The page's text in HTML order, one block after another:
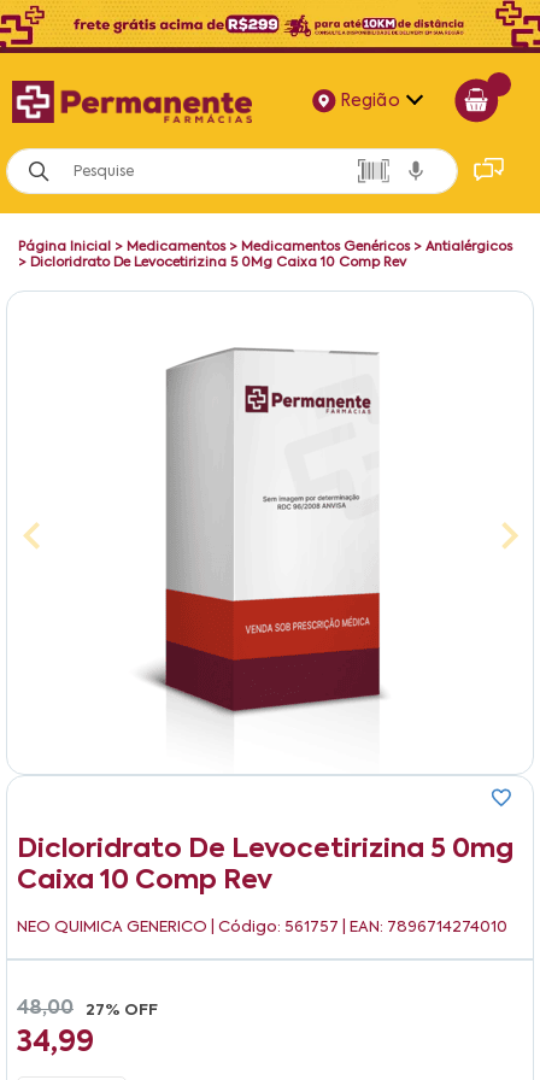
Região
Alagoas
Bahia
Paraíba
Página Inicial > Medicamentos> Medicamentos Genéricos> Antialérgicos
> Dicloridrato De Levocetirizina 5 0Mg Caixa 10 Comp Rev
Dicloridrato De Levocetirizina 5 0mg
Caixa 10 Comp Rev
NEO QUIMICA GENERICO | Código: 561757 | EAN: 7896714274010
48,00 27% OFF
34,99